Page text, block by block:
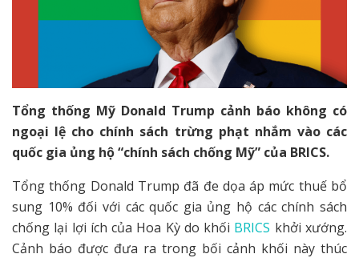
Tổng thống Mỹ Donald Trump cảnh báo không có
ngoại lệ cho chính sách trừng phạt nhắm vào các
quốc gia ủng hộ “chính sách chống Mỹ” của BRICS.
Tổng thống Donald Trump đã đe dọa áp mức thuế bổ
sung 10% đối với các quốc gia ủng hộ các chính sách
chống lại lợi ích của Hoa Kỳ do khối BRICS khởi xướng.
Cảnh báo được đưa ra trong bối cảnh khối này thúc